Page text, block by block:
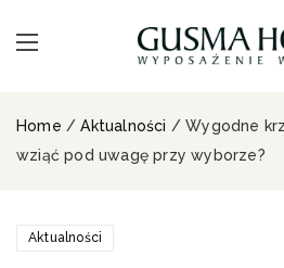
Home /Aktualności / Wygodne
wziąć pod uwagę przy wyborze?
Aktualności